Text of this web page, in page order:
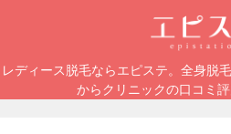
レディース脱毛ならエピステ。全身脱
からクリニックの口コミ